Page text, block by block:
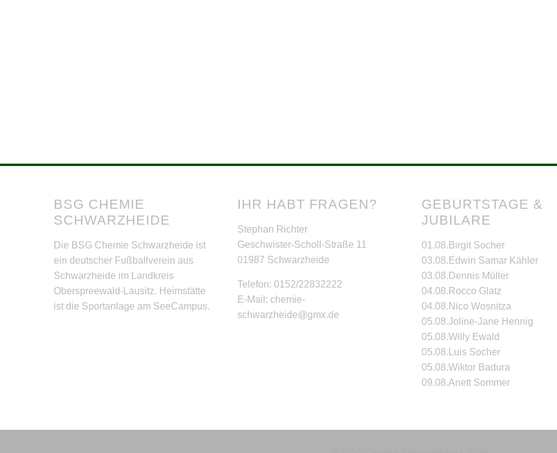
BSG CHEMIE
SCHWARZHEIDE
Die BSG Chemie Schwarzheide ist
ein deutscher Fußballverein aus
Schwarzheide im Landkreis
Oberspreewald-Lausitz. Heimstätte
ist die Sportanlage am SeeCampus.
IHR HABT FRAGEN?
Stephan Richter
Geschwister-Scholl-Straße 11
01987 Schwarzheide
Telefon: 0152/22832222
E-Mail: chemie-
schwarzheide@gmx.de
GEBURTSTAGE &
JUBILARE
01.08. Birgit Socher
03.08. Edwin Samar Kähler
03.08. Dennis Müller
04.08. Rocco Glatz
04.08.Nico Wosnitza
05.08.Joline-Jane Hennig
05.08.Willy Ewald
05.08. Luis Socher
05.08.Wiktor Badura
09.08.Anett Sommer